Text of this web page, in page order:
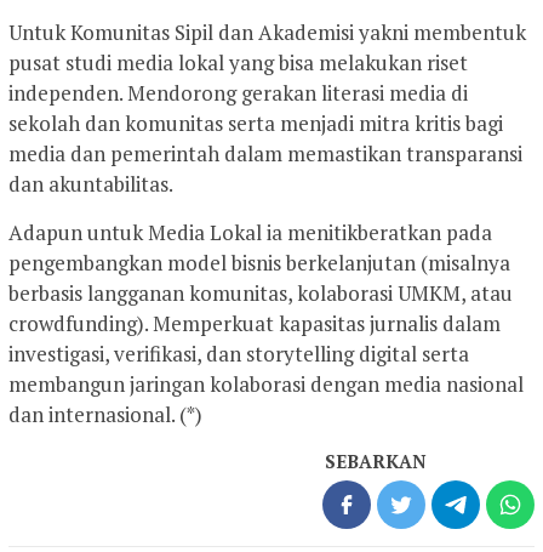
Untuk Komunitas Sipil dan Akademisi yakni membentuk
pusat studi media lokal yang bisa melakukan riset
independen. Mendorong gerakan literasi media di
sekolah dan komunitas serta menjadi mitra kritis bagi
media dan pemerintah dalam memastikan transparansi
dan akuntabilitas.
Adapun untuk Media Lokal ia menitikberatkan pada
pengembangkan model bisnis berkelanjutan (misalnya
berbasis langganan komunitas, kolaborasi UMKM, atau
crowdfunding). Memperkuat kapasitas jurnalis dalam
investigasi, verifikasi, dan storytelling digital serta
membangun jaringan kolaborasi dengan media nasional
dan internasional. (*)
SEBARKAN